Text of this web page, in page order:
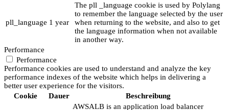
pll_language 1 year
The pll _language cookie is used by Polylang
to remember the language selected by the user
when returning to the website, and also to get
the language information when not available
in another way.
Performance
Performance
Performance cookies are used to understand and analyze the key
performance indexes of the website which helps in delivering a
better user experience for the visitors.
Cookie
Dauer
Beschreibung
AWSALB is an application load balancer